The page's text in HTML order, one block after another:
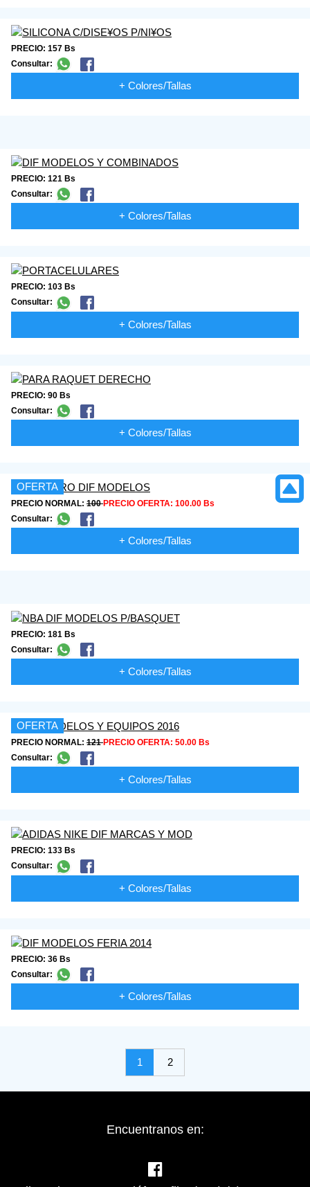
PRECIO: 157 Bs
Consultar:
+ Colores/Tallas
PRECIO: 121 Bs
Consultar:
+ Colores/Tallas
PRECIO: 103 Bs
Consultar:
+ Colores/Tallas
PRECIO: 90 Bs
Consultar:
+ Colores/Tallas
OFERTA
PRECIO NORMAL: 100PRECIO OFERTA: 100.00 Bs
Consultar:
+ Colores/Tallas
PRECIO: 181 Bs
Consultar:
+ Colores/Tallas
OFERTA
PRECIO NORMAL: 121PRECIO OFERTA: 50.00 Bs
Consultar:
+ Colores/Tallas
PRECIO: 133 Bs
Consultar:
+ Colores/Tallas
PRECIO: 36 Bs
Consultar:
+ Colores/Tallas
1 2
Encuentranos en: